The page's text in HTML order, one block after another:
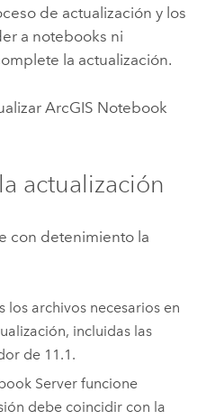
de actualización y los
a notebooks ni
la actualización.
ArcGIS Notebook
actualización
con detenimiento la
los archivos necesarios en
incluidas las
de 11.1 .
Server funcione
debe coincidir con la